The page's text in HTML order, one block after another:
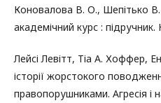
Коновалова В. О., Шепітько
академічний курс :
Лейсі Левітт, Тіа А. Хоффер,
історії жорстокого
правопорушниками. Агресія і